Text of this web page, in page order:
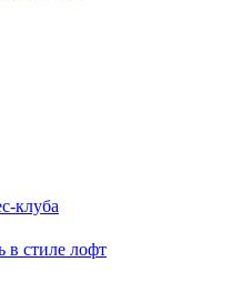
клуба
в стиле лофт